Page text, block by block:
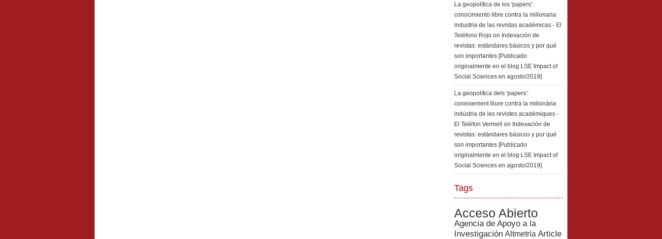
La geopolítica de los 'papers':
conocimiento libre contra la millonaria
industria de las revistas académicas - El
Teléfono Rojo on Indexación de
revistas: estándares básicos y por qué
son importantes [Publicado
originalmente en el blog LSE Impact of
Social Sciences en agosto/2019]
La geopolítica dels 'papers':
coneixement lliure contra la milionària
indústria de les revistes acadèmiques -
El Telèfon Vermell
on Indexación de
revistas: estándares básicos y por qué
son importantes [Publicado
originalmente en el blog LSE Impact of
Social Sciences en agosto/2019]
Tags
Acceso Abierto
Agencia de Apoyo a la
Investigación Altmetría Article